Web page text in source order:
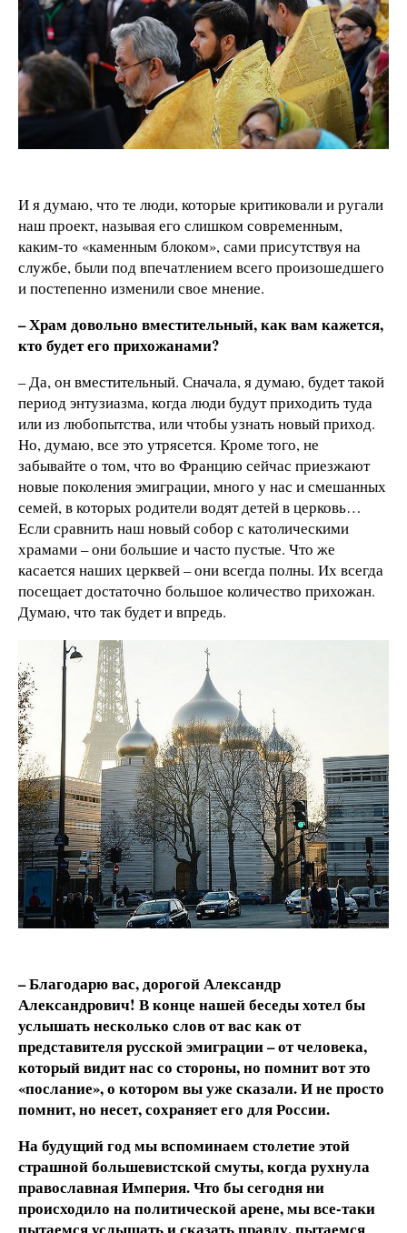
И я думаю, что те люди, которые критиковали и ругали
наш проект, называя его слишком современным,
каким-то «каменным блоком», сами присутствуя на
службе, были под впечатлением всего произошедшего
и постепенно изменили свое мнение.
– Храм довольно вместительный, как вам кажется,
кто будет его прихожанами?
– Да, он вместительный. Сначала, я думаю, будет такой
период энтузиазма, когда люди будут приходить туда
или из любопытства, или чтобы узнать новый приход.
Но, думаю, все это утрясется. Кроме того, не
забывайте о том, что во Францию сейчас приезжают
новые поколения эмиграции, много у нас и смешанных
семей, в которых родители водят детей в церковь…
Если сравнить наш новый собор с католическими
храмами – они большие и часто пустые. Что же
касается наших церквей – они всегда полны. Их всегда
посещает достаточно большое количество прихожан.
Думаю, что так будет и впредь.
– Благодарю вас, дорогой Александр
Александрович! В конце нашей беседы хотел бы
услышать несколько слов от вас как от
представителя русской эмиграции – от человека,
который видит нас со стороны, но помнит вот это
«послание», о котором вы уже сказали. И не просто
помнит, но несет, сохраняет его для России.
На будущий год мы вспоминаем столетие этой
страшной большевистской смуты, когда рухнула
православная Империя. Что бы сегодня ни
происходило на политической арене, мы все-таки